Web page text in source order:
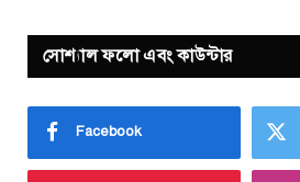
সোশ্যাল ফলো এবং কাউন্টার
Facebook